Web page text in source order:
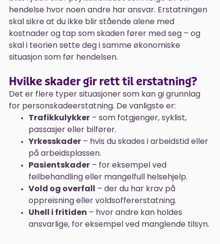
hendelse hvor noen andre har ansvar. Erstatningen
skal sikre at du ikke blir stående alene med
kostnader og tap som skaden fører med seg – og
skal i teorien sette deg i samme økonomiske
situasjon som før hendelsen.
Hvilke skader gir rett til erstatning?
Det er flere typer situasjoner som kan gi grunnlag
for personskadeerstatning. De vanligste er:
Trafikkulykker– som fotgjenger, syklist,
passasjer eller bilfører.
Yrkesskader– hvis du skades i arbeidstid eller
på arbeidsplassen.
Pasientskader– for eksempel ved
feilbehandling eller mangelfull helsehjelp.
Vold og overfall
– der du har krav på
oppreisning eller voldsoffererstatning.
Uhell i fritiden – hvor andre kan holdes
ansvarlige, for eksempel ved manglende tilsyn.